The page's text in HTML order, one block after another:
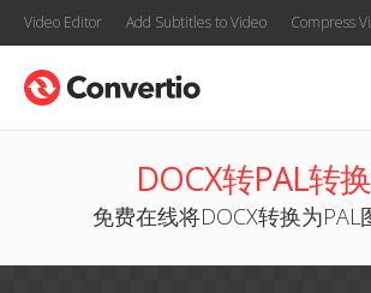
Video Editor Add Subtitles to Video Compress
DOCX转PAL转
免费在线将DOCX转换为PAL